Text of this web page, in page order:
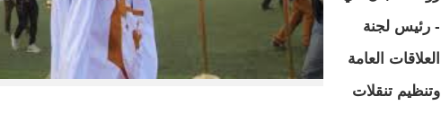
- رئيس لجنة
العلاقات العامة
وتنظيم تنقلات